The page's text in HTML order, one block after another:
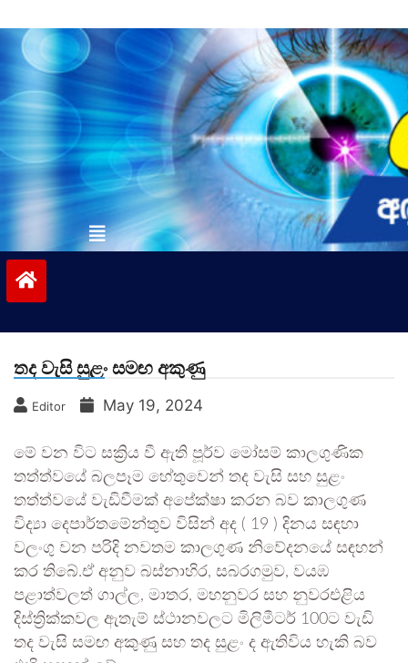
to
contentvinivida.lk
තද වැසි සුළං සමඟ අකුණු
Editor May 19, 2024
මේ වන විට සක්‍රිය වී ඇති පූර්ව මෝසම් කාලගුණික
තත්ත්වයේ බලපෑම හේතුවෙන් තද වැසි සහ සුළං
තත්ත්වයේ වැඩිවීමක් අපේක්ෂා කරන බව කාලගුණ
විද්‍යා දෙපාර්තමේන්තුව විසින් අද ( 19 ) දිනය සඳහා
වලංගු වන පරිදි නවතම කාලගුණ නිවේදනයේ සඳහන්
කර තිබේ.ඒ අනුව බස්නාහිර, සබරගමුව, වයඹ
පළාත්වලත් ගාල්ල, මාතර, මහනුවර සහ නුවරඑළිය
දිස්ත්‍රික්කවල ඇතැම් ස්ථානවලට මිලිමීටර් 100ට වැඩි
තද වැසි සමඟ අකුණු සහ තද සුළං ද ඇතිවිය හැකි බව